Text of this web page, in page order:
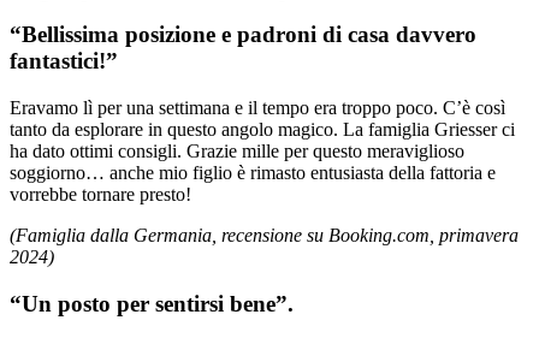
“Bellissima posizione e padroni di casa davvero
fantastici!”
Eravamo lì per una settimana e il tempo era troppo poco. C’è così
tanto da esplorare in questo angolo magico. La famiglia Griesser ci
ha dato ottimi consigli. Grazie mille per questo meraviglioso
soggiorno… anche mio figlio è rimasto entusiasta della fattoria e
vorrebbe tornare presto!
(Famiglia dalla Germania, recensione su Booking.com, primavera
2024)
“Un posto per sentirsi bene”.